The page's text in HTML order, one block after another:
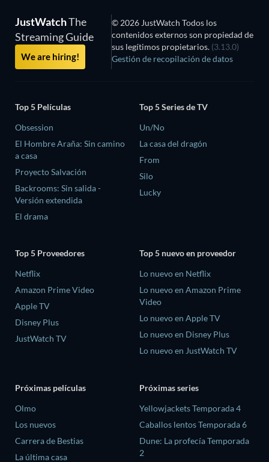
JustWatchThe
Streaming Guide
We are hiring!
© 2026 JustWatch Todos los
contenidos externos son propiedad de
sus legítimos propietarios. (3.13.0)
Gestión de recopilación de datos
Top 5 Películas
Obsession
El Hombre Araña: Sin camino
a casa
Proyecto Salvación
Backrooms: Sin salida -
Versión extendida
El drama
Top 5 Series de TV
Un/No
La casa del dragón
From
Silo
Lucky
Top 5 Proveedores
Netflix
Amazon Prime Video
Apple TV
Disney Plus
JustWatch TV
Top 5 nuevo en proveedor
Lo nuevo en Netflix
Lo nuevo en Amazon Prime
Video
Lo nuevo en Apple TV
Lo nuevo en Disney Plus
Lo nuevo en JustWatch TV
Próximas películas
Olmo
Los nuevos
Carrera de Bestias
La última casa
Próximas series
Yellowjackets Temporada 4
Caballos lentos Temporada 6
Dune: La profecía Temporada
2